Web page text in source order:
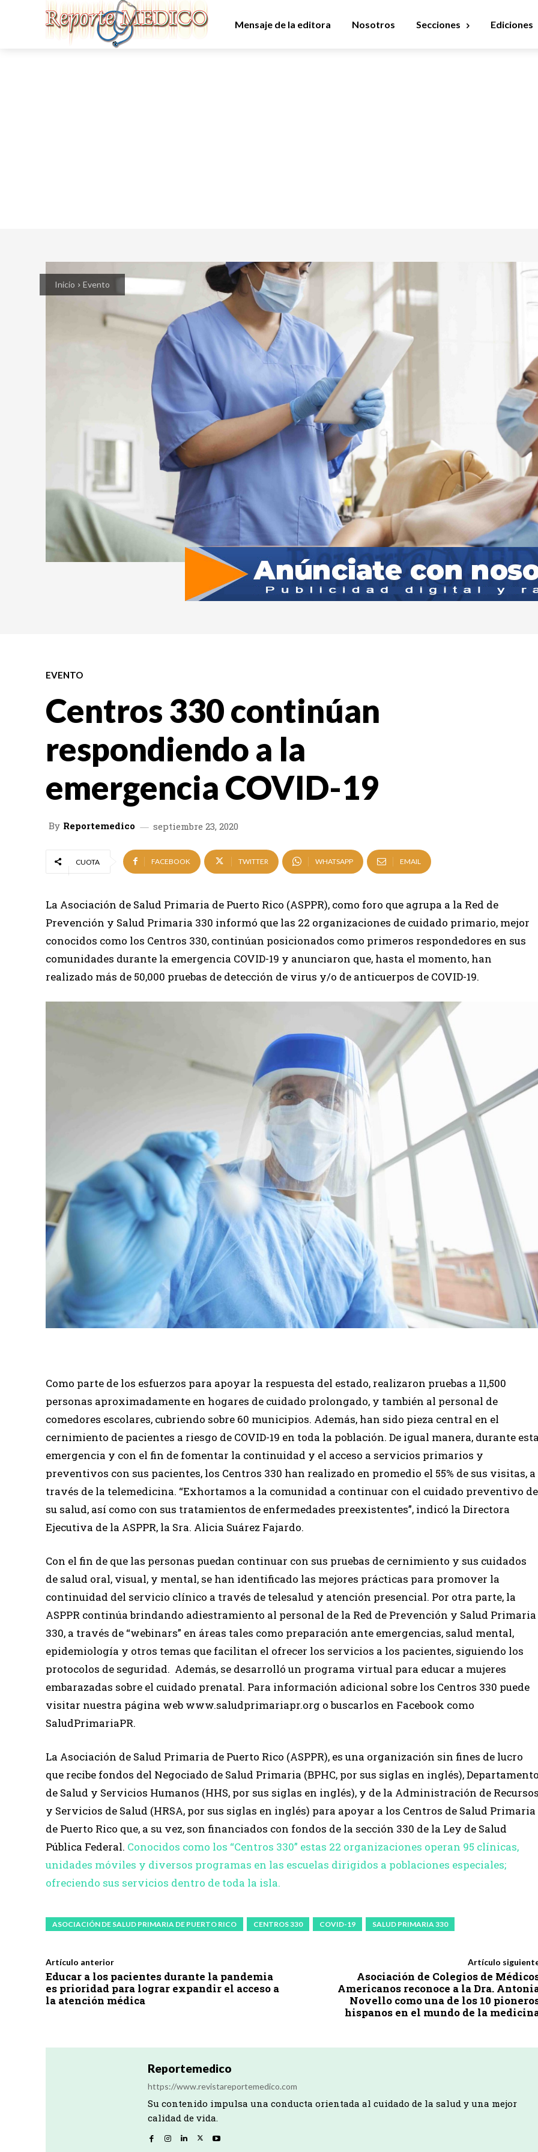
Mensaje de la editora Nosotros Secciones Ediciones
Inicio Evento
EVENTO
Centros 330 continúan
respondiendo a la
emergencia COVID-19
By Reportemedico septiembre 23, 2020
CUOTA FACEBOOK TWITTER WHATSAPP EMAIL
La Asociación de Salud Primaria de Puerto Rico (ASPPR), como foro que agrupa a la Red de
Prevención y Salud Primaria 330 informó que las 22 organizaciones de cuidado primario, mejor
conocidos como los Centros 330, continúan posicionados como primeros respondedores en sus
comunidades durante la emergencia COVID-19 y anunciaron que, hasta el momento, han
realizado más de 50,000 pruebas de detección de virus y/o de anticuerpos de COVID-19.
Como parte de los esfuerzos para apoyar la respuesta del estado, realizaron pruebas a 11,500
personas aproximadamente en hogares de cuidado prolongado, y también al personal de
comedores escolares, cubriendo sobre 60 municipios. Además, han sido pieza central en el
cernimiento de pacientes a riesgo de COVID-19 en toda la población. De igual manera, durante esta
emergencia y con el fin de fomentar la continuidad y el acceso a servicios primarios y
preventivos con sus pacientes, los Centros 330 han realizado en promedio el 55% de sus visitas, a
través de la telemedicina. “Exhortamos a la comunidad a continuar con el cuidado preventivo de
su salud, así como con sus tratamientos de enfermedades preexistentes”, indicó la Directora
Ejecutiva de la ASPPR, la Sra. Alicia Suárez Fajardo.
Con el fin de que las personas puedan continuar con sus pruebas de cernimiento y sus cuidados
de salud oral, visual, y mental, se han identificado las mejores prácticas para promover la
continuidad del servicio clínico a través de telesalud y atención presencial. Por otra parte, la
ASPPR continúa brindando adiestramiento al personal de la Red de Prevención y Salud Primaria
330, a través de “webinars” en áreas tales como preparación ante emergencias, salud mental,
epidemiología y otros temas que facilitan el ofrecer los servicios a los pacientes, siguiendo los
protocolos de seguridad. Además, se desarrolló un programa virtual para educar a mujeres
embarazadas sobre el cuidado prenatal. Para información adicional sobre los Centros 330 puede
visitar nuestra página web www.saludprimariapr.org o buscarlos en Facebook como
SaludPrimariaPR.
La Asociación de Salud Primaria de Puerto Rico (ASPPR), es una organización sin fines de lucro
que recibe fondos del Negociado de Salud Primaria (BPHC, por sus siglas en inglés), Departamento
de Salud y Servicios Humanos (HHS, por sus siglas en inglés), y de la Administración de Recursos
y Servicios de Salud (HRSA, por sus siglas en inglés) para apoyar a los Centros de Salud Primaria
de Puerto Rico que, a su vez, son financiados con fondos de la sección 330 de la Ley de Salud
Pública Federal. Conocidos como los “Centros 330” estas 22 organizaciones operan 95 clínicas,
unidades móviles y diversos programas en las escuelas dirigidos a poblaciones especiales;
ofreciendo sus servicios dentro de toda la isla.
ASOCIACIÓN DE SALUD PRIMARIA DE PUERTO RICO CENTROS 330 COVID-19 SALUD PRIMARIA 330
Artículo anterior
Educar a los pacientes durante la pandemia
es prioridad para lograr expandir el acceso a
la atención médica
Artículo
Asociación de Colegios de
Americanos reconoce a la Dra.
Novello como una de los 10
hispanos en el mundo de la
Reportemedico
https://www.revistareportemedico.com
Su contenido impulsa una conducta orientada al cuidado de la salud y una mejor
calidad de vida.